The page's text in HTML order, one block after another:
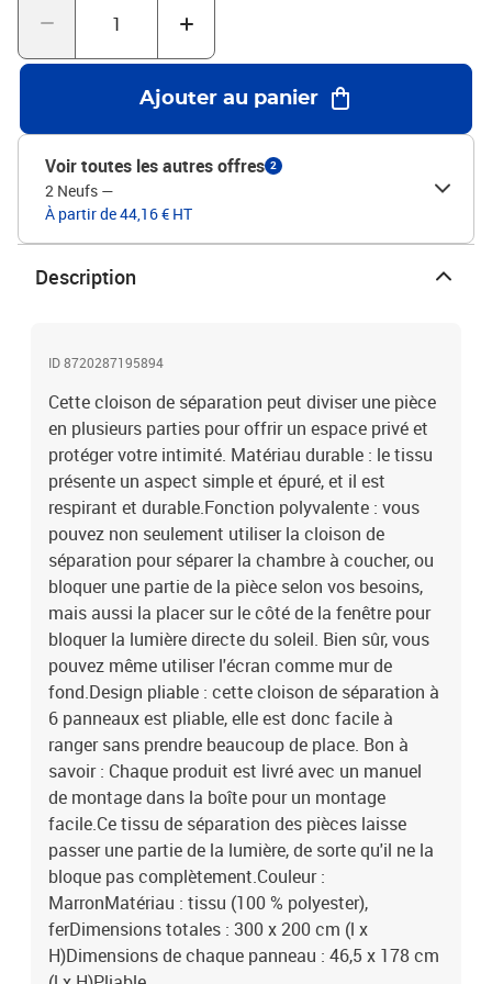
la lumière, de sorte qu'il ne la bloque pas complètement.Couleur :
300 x 200 cm (l x H)Dimensions de chaque panneau : 46,5 x 178
Ajouter au panier
Voir toutes les autres offres 2
2 Neufs —
À partir de 44,16 € HT
Description
ID 8720287195894
Cette cloison de séparation peut diviser une pièce
en plusieurs parties pour offrir un espace privé et
protéger votre intimité. Matériau durable : le tissu
présente un aspect simple et épuré, et il est
respirant et durable.Fonction polyvalente : vous
pouvez non seulement utiliser la cloison de
séparation pour séparer la chambre à coucher, ou
bloquer une partie de la pièce selon vos besoins,
mais aussi la placer sur le côté de la fenêtre pour
bloquer la lumière directe du soleil. Bien sûr, vous
pouvez même utiliser l'écran comme mur de
fond.Design pliable : cette cloison de séparation à
6 panneaux est pliable, elle est donc facile à
ranger sans prendre beaucoup de place. Bon à
savoir : Chaque produit est livré avec un manuel
de montage dans la boîte pour un montage
facile.Ce tissu de séparation des pièces laisse
passer une partie de la lumière, de sorte qu'il ne la
bloque pas complètement.Couleur :
MarronMatériau : tissu (100 % polyester),
ferDimensions totales : 300 x 200 cm (l x
H)Dimensions de chaque panneau : 46,5 x 178 cm